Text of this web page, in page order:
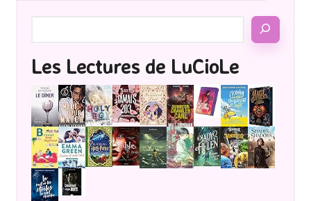
Les Lectures de LuCioLe